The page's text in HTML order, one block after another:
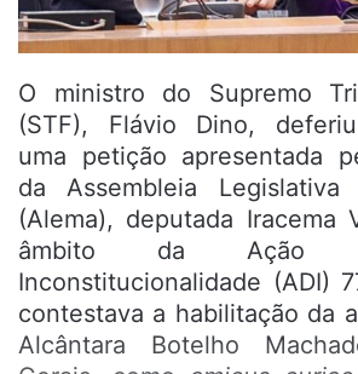
O ministro do Supremo
(STF), Flávio Dino,
uma petição apresentada
da Assembleia Legislativa
(Alema), deputada Iracema
âmbito da Ação
Inconstitucionalidade (ADI)
contestava a habilitação da
Alcântara Botelho